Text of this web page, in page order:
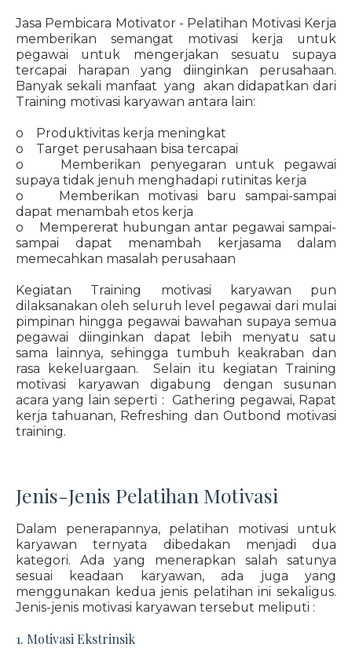
Jasa Pembicara Motivator - Pelatihan Motivasi Kerja
memberikan semangat motivasi kerja untuk
pegawai untuk mengerjakan sesuatu supaya
tercapai harapan yang diinginkan perusahaan.
Banyak sekali manfaat yang akan didapatkan dari
Training motivasi karyawan antara lain:
o Produktivitas kerja meningkat
o Target perusahaan bisa tercapai
o Memberikan penyegaran untuk pegawai
supaya tidak jenuh menghadapi rutinitas kerja
o Memberikan motivasi baru sampai-sampai
dapat menambah etos kerja
o Mempererat hubungan antar pegawai sampai-
sampai dapat menambah kerjasama dalam
memecahkan masalah perusahaan
Kegiatan Training motivasi karyawan pun
dilaksanakan oleh seluruh level pegawai dari mulai
pimpinan hingga pegawai bawahan supaya semua
pegawai diinginkan dapat lebih menyatu satu
sama lainnya, sehingga tumbuh keakraban dan
rasa kekeluargaan. Selain itu kegiatan Training
motivasi karyawan digabung dengan susunan
acara yang lain seperti : Gathering pegawai, Rapat
kerja tahuanan, Refreshing dan Outbond motivasi
training.
Jenis-Jenis Pelatihan Motivasi
Dalam penerapannya, pelatihan motivasi untuk
karyawan ternyata dibedakan menjadi dua
kategori. Ada yang menerapkan salah satunya
sesuai keadaan karyawan, ada juga yang
menggunakan kedua jenis pelatihan ini sekaligus.
Jenis-jenis motivasi karyawan tersebut meliputi :
1. Motivasi Ekstrinsik